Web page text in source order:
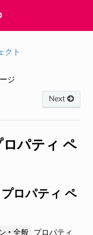
クト
ジ
Next
パティ ペ
ロパティ ペ
‣ 全般 プロパティ